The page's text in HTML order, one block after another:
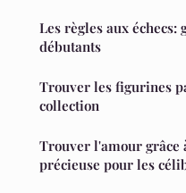
Les règles aux
débutants
Trouver les figurines
collection
Trouver l'amour grâce
précieuse pour les